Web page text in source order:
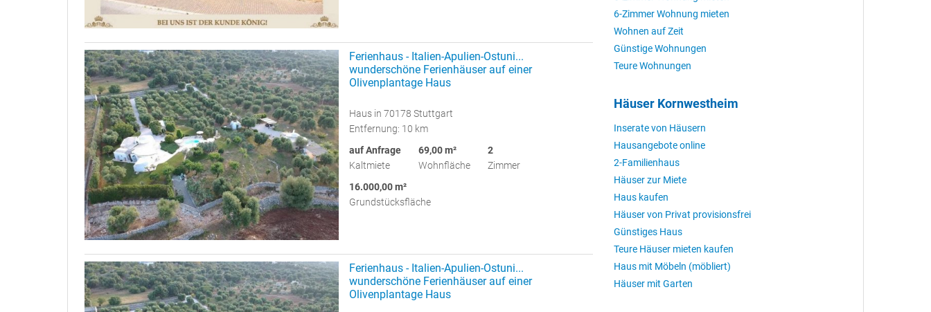
Ferienhaus - Italien-Apulien-Ostuni...
wunderschöne Ferienhäuser auf einer
Olivenplantage Haus
Haus in 70178 Stuttgart
Entfernung: 10 km
auf Anfrage
Kaltmiete
69,00 m²
Wohnfläche
2
Zimmer
16.000,00 m²
Grundstücksfläche
Ferienhaus - Italien-Apulien-Ostuni...
wunderschöne Ferienhäuser auf einer
Olivenplantage Haus
6-Zimmer Wohnung mieten
Wohnen auf Zeit
Günstige Wohnungen
Teure Wohnungen
Häuser Kornwestheim
Inserate von Häusern
Hausangebote online
2-Familienhaus
Häuser zur Miete
Haus kaufen
Häuser von Privat provisionsfrei
Günstiges Haus
Teure Häuser mieten kaufen
Haus mit Möbeln (möbliert)
Häuser mit Garten